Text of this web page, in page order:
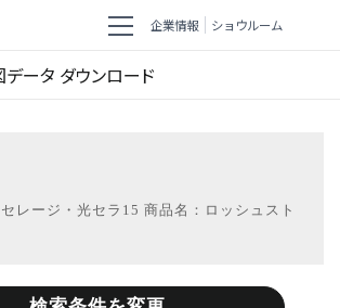
企業情報 ショウルーム
ータ ダウンロード
レージ・光セラ15 商品名：ロッシュスト